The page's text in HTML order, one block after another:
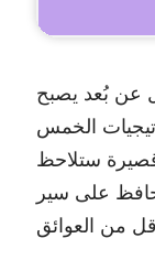
عن بُعد يصبح
الخمس
قصيرة ستلاحظ
على سير